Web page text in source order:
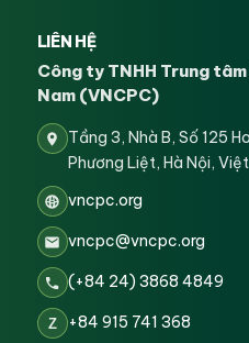
LIÊN HỆ
Công ty TNHH Trung
Nam (VNCPC)
Tầng 3, Nhà B, Số 125
Phương Liệt, Hà Nội,
vncpc.org
vncpc@vncpc.org
(+84 24) 3868 4849
Z +84 915 741 368